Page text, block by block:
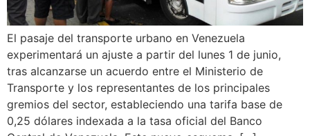
El pasaje del transporte urbano en Venezuela
experimentará un ajuste a partir del lunes 1 de junio,
tras alcanzarse un acuerdo entre el Ministerio de
Transporte y los representantes de los principales
gremios del sector, estableciendo una tarifa base de
0,25 dólares indexada a la tasa oficial del Banco